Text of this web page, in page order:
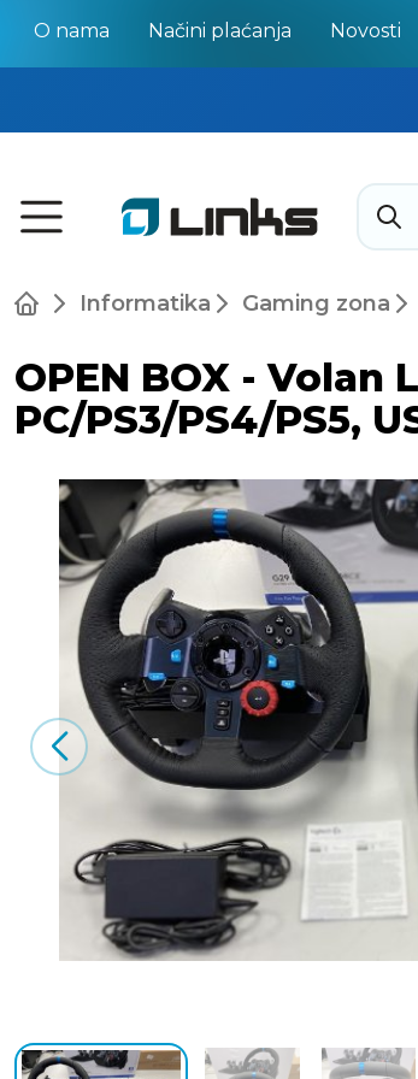
O nama Načini plaćanja Novosti
Informatika Gaming zona
OPEN BOX - Volan
PC/PS3/PS4/PS5,